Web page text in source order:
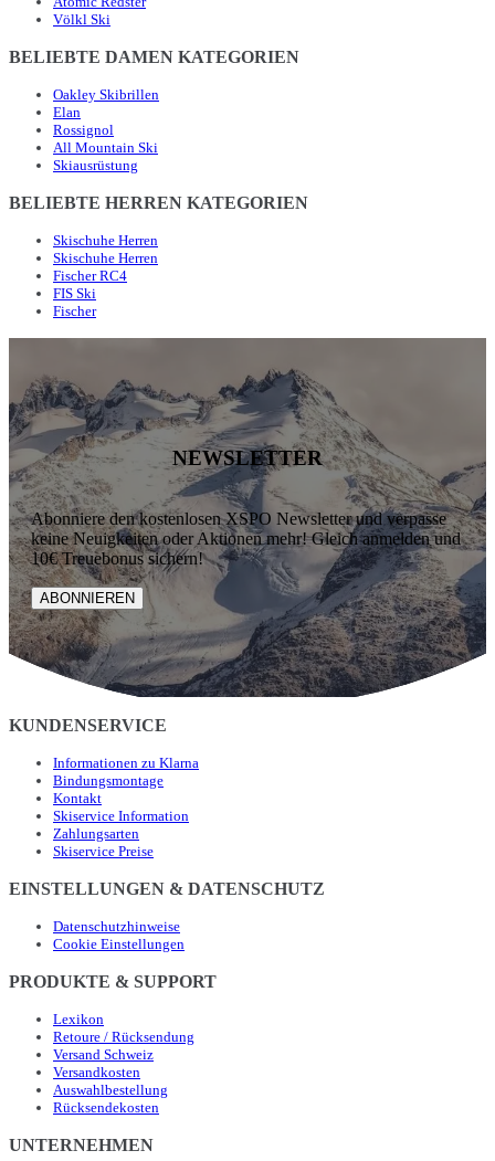
Völkl Ski
BELIEBTE DAMEN KATEGORIEN
Oakley Skibrillen
Elan
Rossignol
All Mountain Ski
Skiausrüstung
BELIEBTE HERREN KATEGORIEN
Skischuhe Herren
Skischuhe Herren
Fischer RC4
FIS Ski
Fischer
NEWSLETTER
Abonniere den kostenlosen XSPO Newsletter und verpasse
keine Neuigkeiten oder Aktionen mehr! Gleich anmelden und
10€ Treuebonus sichern!
ABONNIEREN
KUNDENSERVICE
Informationen zu Klarna
Bindungsmontage
Kontakt
Skiservice Information
Zahlungsarten
Skiservice Preise
EINSTELLUNGEN & DATENSCHUTZ
Datenschutzhinweise
Cookie Einstellungen
PRODUKTE & SUPPORT
Lexikon
Retoure / Rücksendung
Versand Schweiz
Versandkosten
Auswahlbestellung
Rücksendekosten
UNTERNEHMEN